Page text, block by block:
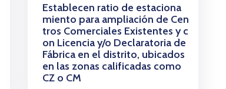
Establecen ratio de estaciona
miento para ampliación de Cen
tros Comerciales Existentes y c
on Licencia y/o Declaratoria de
Fábrica en el distrito, ubicados
en las zonas calificadas como
CZ o CM